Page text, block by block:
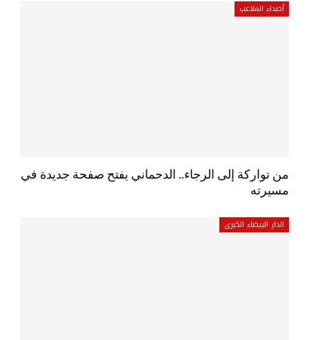
أصداء الملاعب
من تواركة إلى الرجاء.. الدحماني يفتح صفحة جديدة في
مسيرته
الدار البيضاء الكبرى